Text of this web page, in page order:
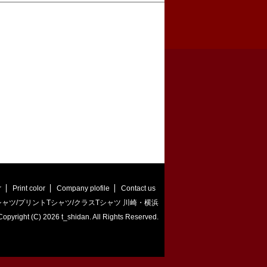
Print color Company plofile
Contact us
ツ/プリントTシャツ/クラスTシャツ 川崎・横浜
(C) 2026 t_shidan. All Rights Reserved.